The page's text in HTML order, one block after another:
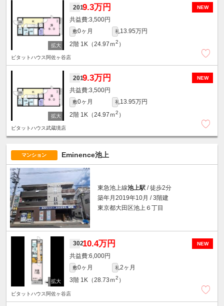
NEW
2019.3万円
3,500円
敷0ヶ月 礼13.95万円
2階 1K（24.97ｍ2 ）
ピタットハウス阿佐ヶ谷店
NEW
2019.3万円
3,500円
敷0ヶ月 礼13.95万円
2階 1K（24.97ｍ2 ）
ピタットハウス武蔵境店
マンション Eminence池上
東急池上線池上駅 / 徒歩2分
築年月2019年10月 / 3階建
東京都大田区池上６丁目
NEW
30210.4万円
6,000円
敷0ヶ月 礼2ヶ月
3階 1K（28.73ｍ2 ）
ピタットハウス阿佐ヶ谷店